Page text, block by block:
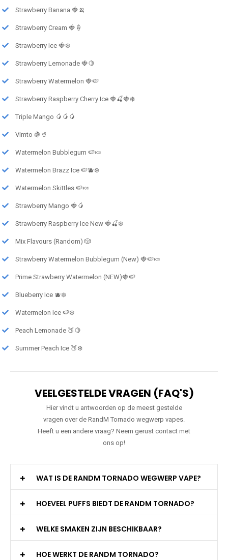
Strawberry Banana 🍓🍌
Strawberry Cream 🍓🍦
Strawberry Ice 🍓❄️
Strawberry Lemonade 🍓🍋
Strawberry Watermelon 🍓🍉
Strawberry Raspberry Cherry Ice 🍓🍒🍓❄️
Triple Mango 🥭🥭🥭
Vimto 🍇🥤
Watermelon Bubblegum 🍉🍬
Watermelon Brazz Ice 🍉🫐❄️
Watermelon Skittles 🍉🍬
Strawberry Mango 🍓🥭
Strawberry Raspberry Ice New 🍓🍒❄️
Mix Flavours (Random) 🎲
Strawberry Watermelon Bubblegum (New) 🍓🍉🍬
Prime Strawberry Watermelon (NEW)🍓🍉
Blueberry Ice 🫐❄️
Watermelon Ice 🍉❄️
Peach Lemonade 🍑🍋
Summer Peach Ice 🍑❄️
VEELGESTELDE VRAGEN (FAQ'S)
Hier vindt u antwoorden op de meest gestelde
vragen over de RandM Tornado wegwerp vapes.
Heeft u een andere vraag? Neem gerust contact met
ons op!
WAT IS DE RANDM TORNADO WEGWERP VAPE?
HOEVEEL PUFFS BIEDT DE RANDM TORNADO?
WELKE SMAKEN ZIJN BESCHIKBAAR?
HOE WERKT DE RANDM TORNADO?